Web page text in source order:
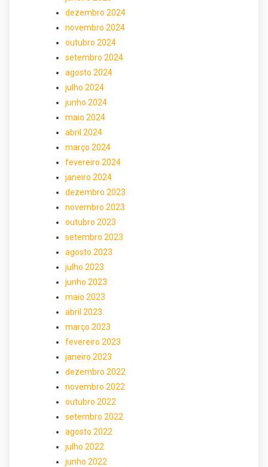
dezembro 2024
novembro 2024
outubro 2024
setembro 2024
agosto 2024
julho 2024
junho 2024
maio 2024
abril 2024
março 2024
fevereiro 2024
janeiro 2024
dezembro 2023
novembro 2023
outubro 2023
setembro 2023
agosto 2023
julho 2023
junho 2023
maio 2023
abril 2023
março 2023
fevereiro 2023
janeiro 2023
dezembro 2022
novembro 2022
outubro 2022
setembro 2022
agosto 2022
julho 2022
junho 2022